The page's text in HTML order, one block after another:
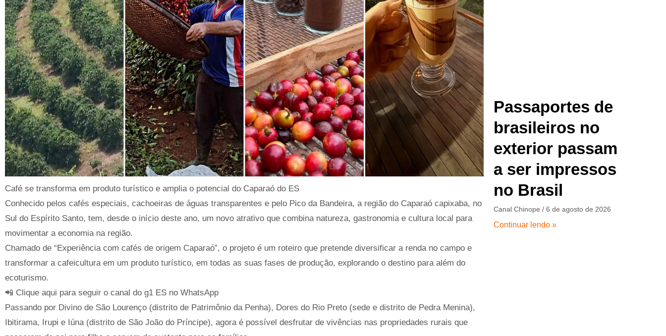
Café se transforma em produto turístico e amplia o potencial do Caparaó do ES
Conhecido pelos cafés especiais, cachoeiras de águas transparentes e pelo Pico da Bandeira, a região do Caparaó capixaba, no
Sul do Espírito Santo, tem, desde o início deste ano, um novo atrativo que combina natureza, gastronomia e cultura local para
movimentar a economia na região.
Chamado de “Experiência com cafés de origem Caparaó”, o projeto é um roteiro que pretende diversificar a renda no campo e
transformar a cafeicultura em um produto turístico, em todas as suas fases de produção, explorando o destino para além do
ecoturismo.
📲 Clique aqui para seguir o canal do g1 ES no WhatsApp
Passando por Divino de São Lourenço (distrito de Patrimônio da Penha), Dores do Rio Preto (sede e distrito de Pedra Menina),
Ibitirama, Irupi e Iúna (distrito de São João do Príncipe), agora é possível desfrutar de vivências nas propriedades rurais que
Passaportes de
brasileiros no
exterior passam
a ser impressos
no Brasil
Canal Chinope 6 de agosto de 2026
Continuar lendo »